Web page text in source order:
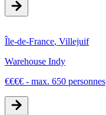
Île-de-France, Villejuif
Warehouse Indy
€€€€ - max. 650 personnes